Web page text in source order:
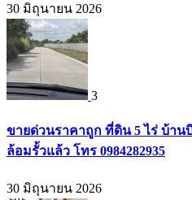
30 มิถุนายน 2026
3
ขายด่วนราคาถูก ที่ดิน 5 ไร่ บ้าน
ล้อมรั้วแล้ว โทร 0984282935
30 มิถุนายน 2026